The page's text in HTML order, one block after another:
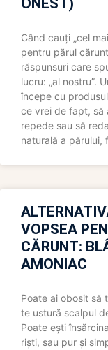
ONEST)
Când cauți „cel
pentru părul
răspunsuri care
lucru: „al nostru”.
începe cu
ce vrei de fapt, să
repede sau să
naturală a părului,
VOPSEA
CĂRUNT:
AMONIAC
Poate ai obosit să
te ustură scalpul
Poate ești
riști, sau pur și